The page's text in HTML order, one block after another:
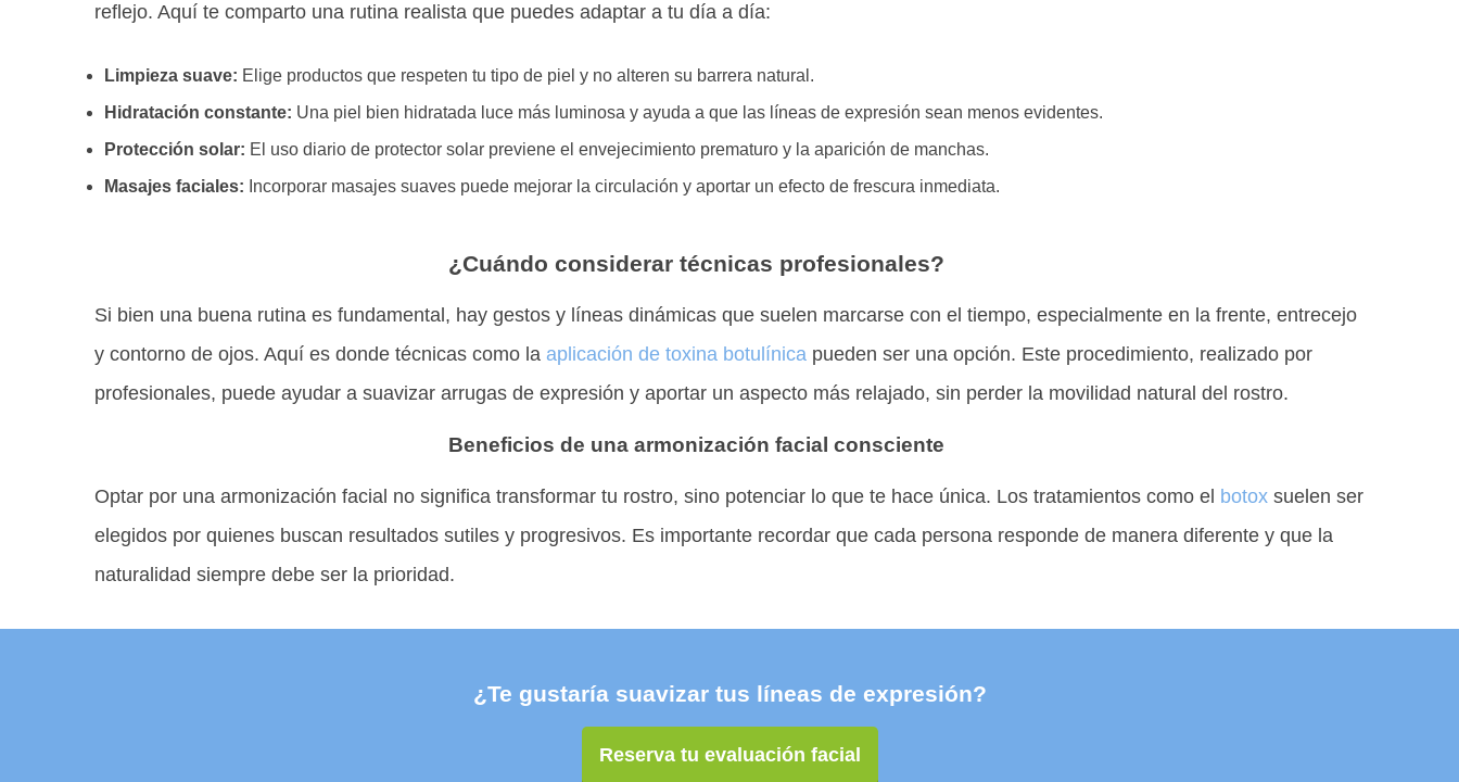
reflejo. Aquí te comparto una rutina realista que puedes adaptar a tu día a día:
Limpieza suave: Elige productos que respeten tu tipo de piel y no alteren su barrera natural.
Hidratación constante: Una piel bien hidratada luce más luminosa y ayuda a que las líneas de expresión sean menos evidentes.
Protección solar: El uso diario de protector solar previene el envejecimiento prematuro y la aparición de manchas.
Masajes faciales: Incorporar masajes suaves puede mejorar la circulación y aportar un efecto de frescura inmediata.
¿Cuándo considerar técnicas profesionales?
Si bien una buena rutina es fundamental, hay gestos y líneas dinámicas que suelen marcarse con el tiempo, especialmente en la frente, entrecejo
y contorno de ojos. Aquí es donde técnicas como la aplicación de toxina botulínica pueden ser una opción. Este procedimiento, realizado por
profesionales, puede ayudar a suavizar arrugas de expresión y aportar un aspecto más relajado, sin perder la movilidad natural del rostro.
Beneficios de una armonización facial consciente
Optar por una armonización facial no significa transformar tu rostro, sino potenciar lo que te hace única. Los tratamientos como el botoxsuelen ser
elegidos por quienes buscan resultados sutiles y progresivos. Es importante recordar que cada persona responde de manera diferente y que la
naturalidad siempre debe ser la prioridad.
¿Te gustaría suavizar tus líneas de expresión?
Reserva tu evaluación facial